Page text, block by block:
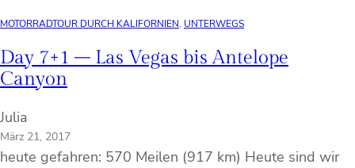
MOTORRADTOUR DURCH KALIFORNIEN, UNTERWEGS
Day 7+1 – Las Vegas bis Antelope
Canyon
Julia
März 21, 2017
heute gefahren: 570 Meilen (917 km) Heute sind wir